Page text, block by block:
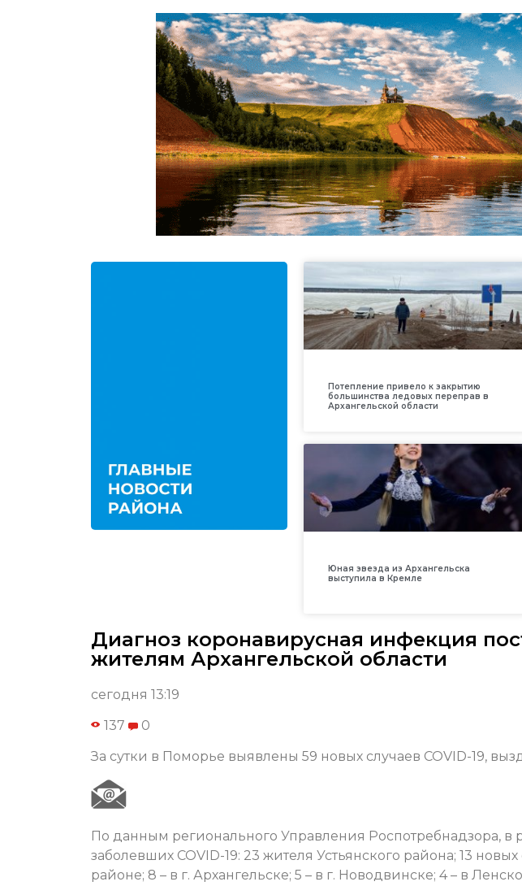
Потепление привело к закрытию
большинства ледовых переправ в
Архангельской области
Юная звезда из Архангельска
выступила в Кремле
Диагноз коронавирусная инфекция
жителям Архангельской области
сегодня 13:19
137 0
За сутки в Поморье выявлены 59 новых случаев COVID-19,
По данным регионального Управления Роспотребнадзора, в
заболевших COVID-19: 23 жителя Устьянского района; 13
районе; 8 – в г. Архангельске; 5 – в г. Новодвинске; 4 – в